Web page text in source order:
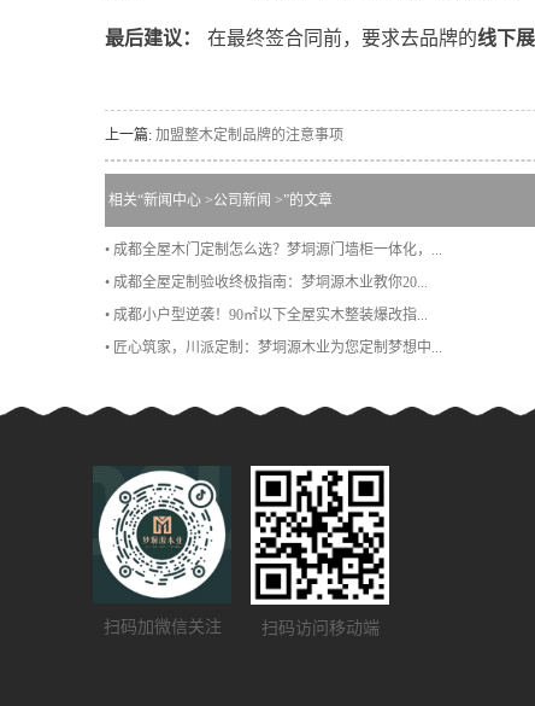
最后建议： 在最终签合同前，要求去品牌的线下
上一篇: 加盟整木定制品牌的注意事项
相关“新闻中心 >公司新闻 >”的文章
• 成都全屋木门定制怎么选？梦垌源门墙柜一体化，...
• 成都全屋定制验收终极指南：梦垌源木业教你20...
• 成都小户型逆袭！90㎡以下全屋实木整装爆改指...
• 匠心筑家，川派定制：梦垌源木业为您定制梦想中...
扫码加微信关注 扫码访问移动端